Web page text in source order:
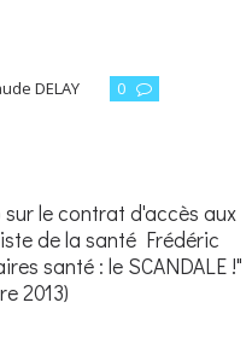
DELAY 0
le contrat d'accès aux
de la santé Frédéric
santé : le SCANDALE !"
2013)